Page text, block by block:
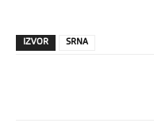
IZVOR SRNA